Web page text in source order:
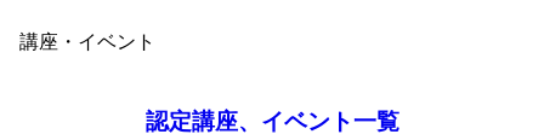
講座・イベント
認定講座、イベント一覧